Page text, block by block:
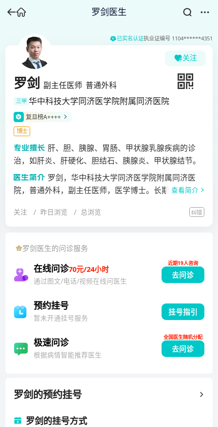
罗剑医生
已实名认证执业证编号 1104******4351
关注
罗剑 副主任医师 普通外科
三甲 华中科技大学同济医学院附属同济医院
复旦榜A++++
博士
肝、胆、胰腺、胃肠、甲状腺乳腺疾病的诊
治，如肝炎、肝硬化、胆结石、胰腺炎、甲状腺结节。
罗剑，华中科技大学同济医学院附属同济医
院，普通外科，副主任医师，医学博士。长期从事临床
病的诊治，如肝炎、肝硬化、胆结石、胰腺炎、甲状腺
查看简介
关注 昨日浏览 总浏览 纠错
罗剑医生的问诊服务
在线问诊70元/24小时
通过图文/电话/视频在线问医生
去问诊
近期19人咨询
预约挂号
暂未开通挂号服务
挂号指引
极速问诊
根据病情智能推荐医生
去问诊
全国医生随机分配
罗剑的预约挂号
罗剑的挂号方式